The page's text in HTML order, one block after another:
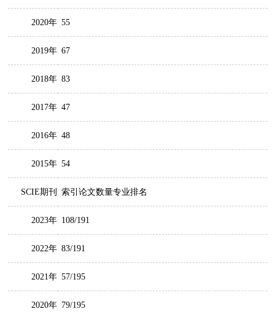
2020年 55
2019年 67
2018年 83
2017年 47
2016年 48
2015年 54
SCIE期刊 索引论文数量专业排名
2023年 108/191
2022年 83/191
2021年 57/195
2020年 79/195